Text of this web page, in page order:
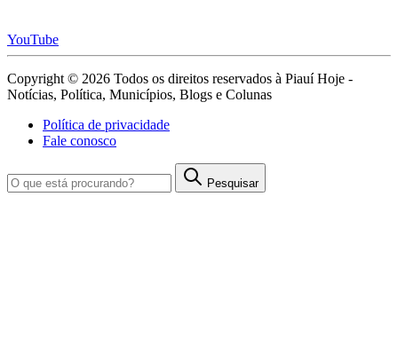
YouTube
Copyright © 2026 Todos os direitos reservados à Piauí Hoje -
Notícias, Política, Municípios, Blogs e Colunas
Política de privacidade
Fale conosco
Pesquisar